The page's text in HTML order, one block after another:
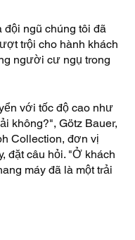
đội ngũ chúng tôi đã
trội cho hành khách
người cư ngụ trong
với tốc độ cao như
không?", Götz Bauer,
Collection, đơn vị
đặt câu hỏi. "Ở khách
máy đã là một trải